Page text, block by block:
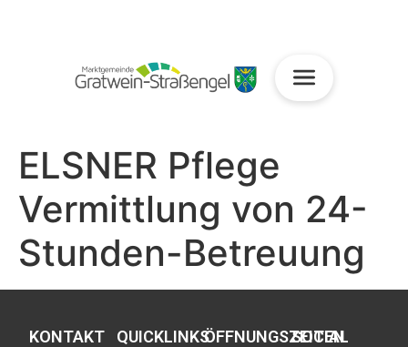
ELSNER Pflege
Vermittlung von 24-
Stunden-Betreuung
KONTAKT QUICKLINKSÖFFNUNGSZEITEN
SOCIAL